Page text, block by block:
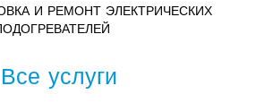
И РЕМОНТ ЭЛЕКТРИЧЕСКИХ
Все услуги